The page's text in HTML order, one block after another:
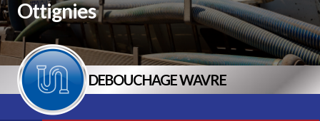
Serrurerie
Toiture
Vidange
Ottignies
DEBOUCHAGE WAVRE